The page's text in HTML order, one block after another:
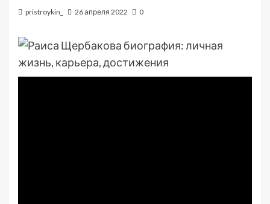
pristroykin_ 26 апреля 2022 0